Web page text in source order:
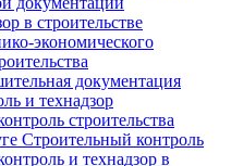
в строительстве
экономического
документация
и технадзор
строительства
Строительный контроль
и технадзор в